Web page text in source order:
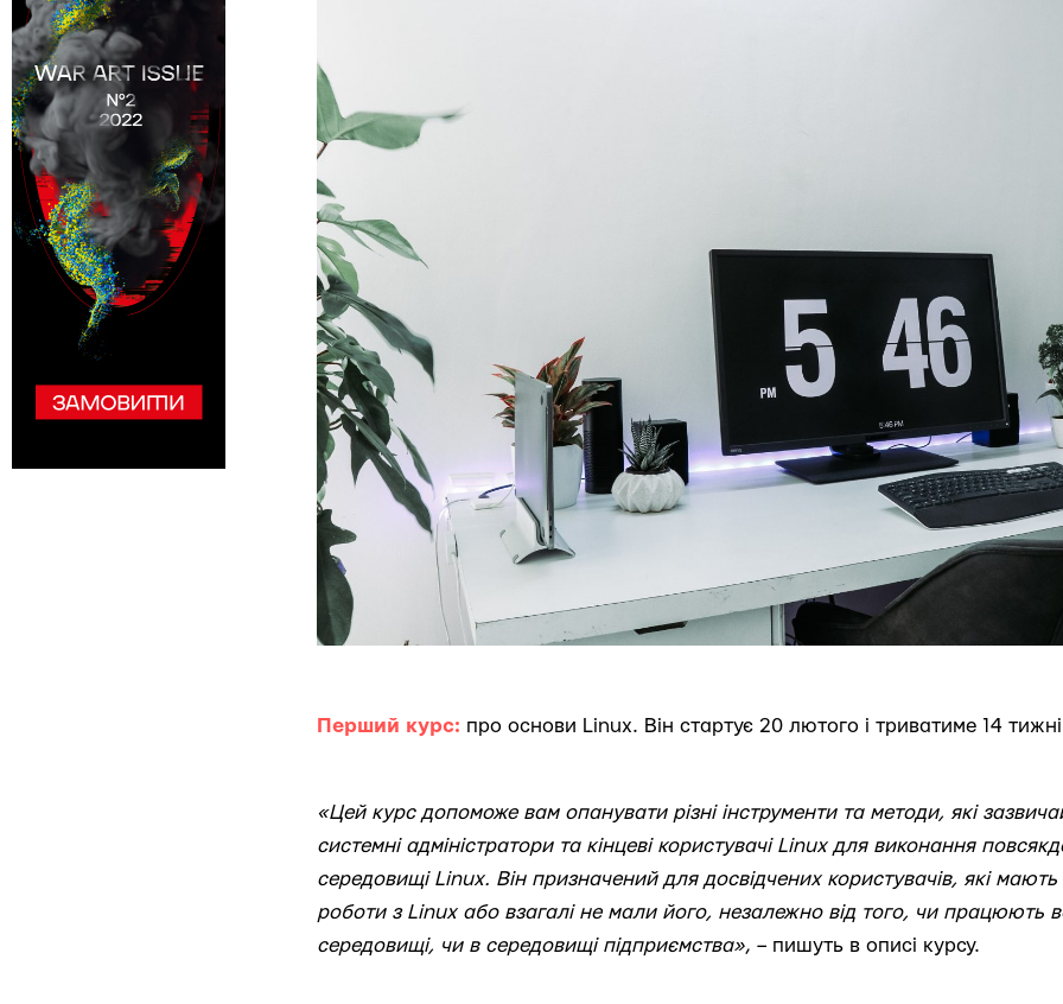
Перший курс: про основи Linux. Він стартує 20 лютого і триватиме 14
«Цей курс допоможе вам опанувати різні інструменти та методи, які
системні адміністратори та кінцеві користувачі Linux для виконання
середовищі Linux. Він призначений для досвідчених користувачів, які
роботи з Linux або взагалі не мали його, незалежно від того, чи працюють
середовищі, чи в середовищі підприємства», – пишуть в описі курсу.